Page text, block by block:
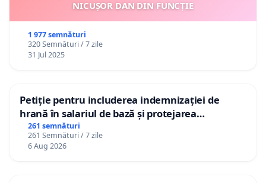
NICUȘOR DAN DIN FUNCȚIE
1 977 semnături
320 Semnături / 7 zile
31 Jul 2025
Petiție pentru includerea indemnizației de
hrană în salariul de bază și protejarea
gradațiilor de vechime pentru asistenții
personali
261 semnături
261 Semnături / 7 zile
6 Aug 2026